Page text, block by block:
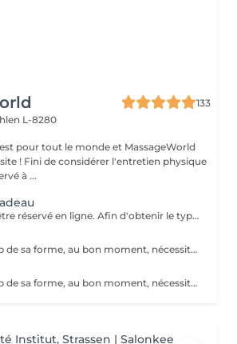
133
L-8280
pour tout le monde et MassageWorld
physique
à ...
Ce service ne peut être réservé en ligne. Afin d'obtenir le type de bon cadeau souhaité il vous suffit de nous contacter soit par téléphone, soit par e-mail. Nous conviendrons ensemble d'un type de massage désiré et votre bon cadeau sera à récupérer chez MassageWorld Kehlen ou envoyer par mail. Numéro de téléphone : +352 691 20 44 49 Adresse mail : contact@massageworld.lu
Parce qu'être au top de sa forme, au bon moment, nécessite bien plus que de l'entrainement. Utilisé depuis de nombreuses années par les sportifs de haut niveau, le massage sportif est à présent à votre disposition. Avant l'effort, le massage prépare les muscles à performer tout en évitant les blessures. Après l'effort, il prévient les courbatures et détend la musculature, ce qui permet aux muscles de se relaxer pour mieux récupérer. Ce type de massage stimule le système lymphatique, la circulation sanguine et enlève les nuds musculaires. Le massage sportif est souvent demandé par les athlètes pour soulager ou prévenir des douleurs musculaires retardées, pour accélérer la guérison des blessures des tendons et des muscles, pour augmenter l'amplitude des mouvements ou le volumes des muscles, etc. Développé au départ pour traiter les blessures sportives et augmenter les performances des athlètes, tout le monde peut à présent bénéficier des bienfaits d'un tel massage. L'essayer, c'est l'adopter ! Il existe différents types de massages selon le sport pratiqué ou les douleurs ressenties. Le Massage sportif est donc adaptable selon les souhaits de chacun.
Parce qu'être au top de sa forme, au bon moment, nécessite bien plus que de l'entrainement. Utilisé depuis de nombreuses années par les sportifs de haut niveau, le massage sportif est à présent à votre disposition. Avant l'effort, le massage prépare les muscles à performer tout en évitant les blessures. Après l'effort, il prévient les courbatures et détend la musculature, ce qui permet aux muscles de se relaxer pour mieux récupérer. Ce type de massage stimule le système lymphatique, la circulation sanguine et enlève les nuds musculaires. Le massage sportif est souvent demandé par les athlètes pour soulager ou prévenir des douleurs musculaires retardées, pour accélérer la guérison des blessures des tendons et des muscles, pour augmenter l'amplitude des mouvements ou le volumes des muscles, etc. Développé au départ pour traiter les blessures sportives et augmenter les performances des athlètes, tout le monde peut à présent bénéficier des bienfaits d'un tel massage. L'essayer, c'est l'adopter ! Il existe différents types de massages selon le sport pratiqué ou les douleurs ressenties. Le Massage sportif est donc adaptable selon les souhaits de chacun.